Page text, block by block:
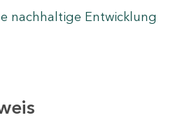
nachhaltige Entwicklung